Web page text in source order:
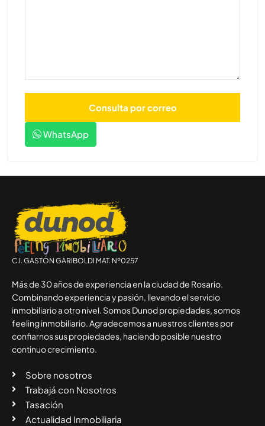
WhatsApp
C.I. GASTÓN GARIBOLDI MAT. Nº0257
Más de 30 años de experiencia en la ciudad de Rosario.
Combinando experiencia y pasión, llevando el servicio
inmobiliario a otro nivel. Somos Dunod propiedades, somos
feeling inmobiliario. Agradecemos a nuestros clientes por
confiarnos sus propiedades, haciendo posible nuestro
continuo crecimiento.
Sobre nosotros
Trabajá con Nosotros
Tasación
Actualidad Inmobiliaria